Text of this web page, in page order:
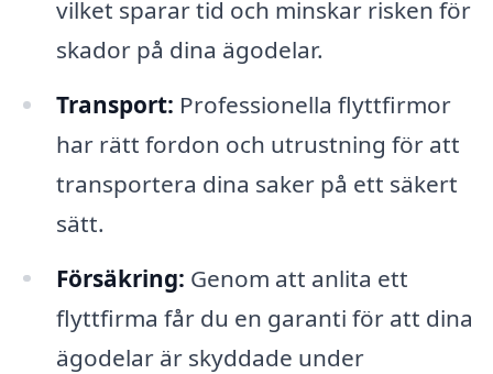
vilket sparar tid och minskar risken för
skador på dina ägodelar.
Transport: Professionella flyttfirmor
har rätt fordon och utrustning för att
transportera dina saker på ett säkert
sätt.
Försäkring: Genom att anlita ett
flyttfirma får du en garanti för att dina
ägodelar är skyddade under